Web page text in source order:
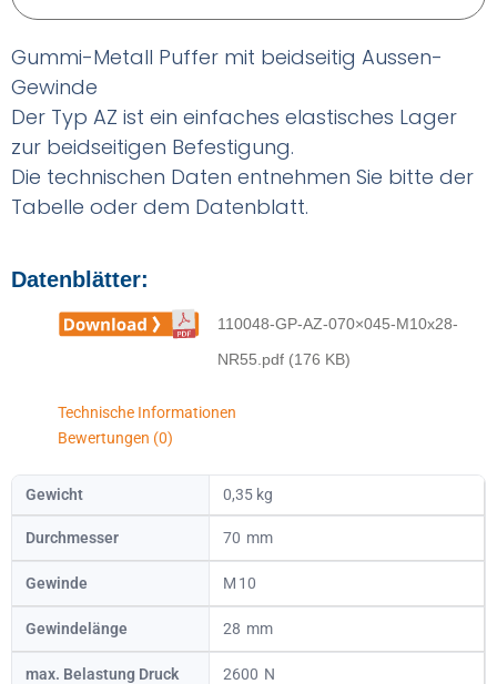
Gummi-Metall Puffer mit beidseitig Aussen-
Gewinde
Der Typ AZ ist ein einfaches elastisches Lager
zur beidseitigen Befestigung.
Die technischen Daten entnehmen Sie bitte der
Tabelle oder dem Datenblatt.
Datenblätter:
110048-GP-AZ-070×045-M10x28-
NR55.pdf (176 KB)
Technische Informationen
Bewertungen (0)
Gewicht 0,35 kg
Durchmesser 70
Gewinde 10
Gewindelänge 28
max. Belastung Druck 2600